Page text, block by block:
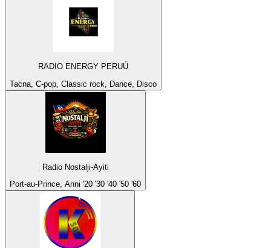
RADIO ENERGY PERUÚ
Tacna, C-pop, Classic rock, Dance, Disco
Radio Nostalji-Ayiti
Port-au-Prince, Anni '20 '30 '40 '50 '60